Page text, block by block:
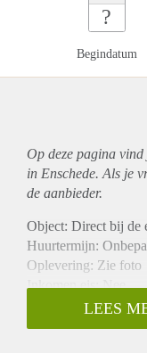
?
Begindatum
Op deze pagina
in Enschede. Als je
de aanbieder.
Object: Direct bij de
Huurtermijn:
Oplevering: Zie foto
Inkomen eis: Nee
Garantiestelling
Borg: 1 Maand
LEES